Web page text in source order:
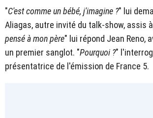
"C'est comme un bébé, j'imagine ?" lui
Aliagas, autre invité du talk-show, assis
pensé à mon père" lui répond Jean Reno,
un premier sanglot. "Pourquoi ?"
présentatrice de l'émission de France 5.